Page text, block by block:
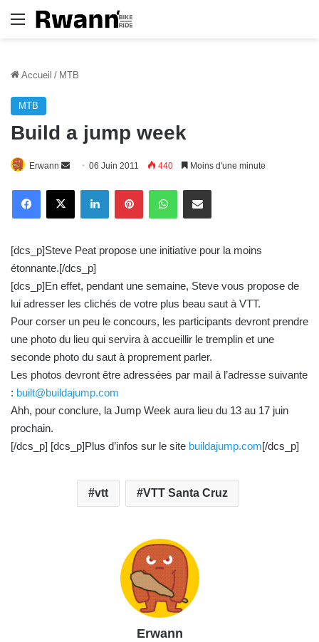
Menu
Accueil / MTB
MTB
Build a jump week
Erwann
o
e
r
u
n
c
o
u
r
06 Juin 2011 440 Moins d'une minute
[dcs_p]Steve Peat propose une initiative pour la moins
étonnante.[/dcs_p]
[dcs_p]En effet, pendant une semaine, Steve vous propose de
lui adresser les clichés de votre plus beau saut à VTT.
Pour corser un peu le concours, les participants devront prendre
une photo du lieu qui servira à accueillir le tremplin et une
seconde photo du saut à proprement parler.
Les photos devront être adressées par mail à l’adresse suivante
: built@buildajump.com
Ahh, pour conclure, la Jump Week aura lieu du 13 au 17 juin
prochain.
[/dcs_p] [dcs_p]Plus d’infos sur le site buildajump.com[/dcs_p]
vtt VTT Santa Cruz
Erwann